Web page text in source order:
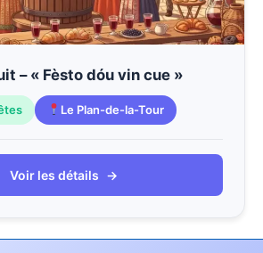
– « Fèsto dóu vin cue »
Le Plan-de-la-Tour
Voir les détails →